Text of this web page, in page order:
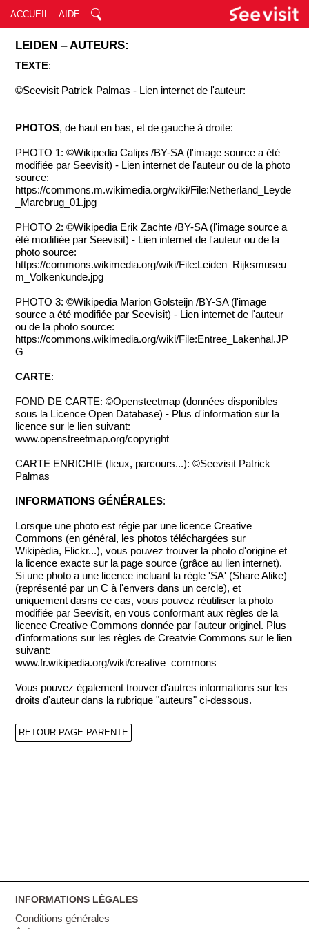
ACCUEIL AIDE
LEIDEN ‒ AUTEURS:
TEXTE:
©Seevisit Patrick Palmas - Lien internet de l'auteur:
PHOTOS, de haut en bas, et de gauche à droite:
PHOTO 1: ©Wikipedia Calips /BY-SA (l'image source a été
modifiée par Seevisit) - Lien internet de l'auteur ou de la photo
source:
https://commons.m.wikimedia.org/wiki/File:Netherland_Leyde
_Marebrug_01.jpg
PHOTO 2: ©Wikipedia Erik Zachte /BY-SA (l'image source a
été modifiée par Seevisit) - Lien internet de l'auteur ou de la
photo source:
https://commons.wikimedia.org/wiki/File:Leiden_Rijksmuseu
m_Volkenkunde.jpg
PHOTO 3: ©Wikipedia Marion Golsteijn /BY-SA (l'image
source a été modifiée par Seevisit) - Lien internet de l'auteur
ou de la photo source:
https://commons.wikimedia.org/wiki/File:Entree_Lakenhal.JP
G
CARTE:
FOND DE CARTE: ©Opensteetmap (données disponibles
sous la Licence Open Database) - Plus d'information sur la
licence sur le lien suivant:
www.openstreetmap.org/copyright
CARTE ENRICHIE (lieux, parcours...): ©Seevisit Patrick
Palmas
INFORMATIONS GÉNÉRALES:
Lorsque une photo est régie par une licence Creative
Commons (en général, les photos téléchargées sur
Wikipédia, Flickr...), vous pouvez trouver la photo d'origine et
la licence exacte sur la page source (grâce au lien internet).
Si une photo a une licence incluant la règle 'SA' (Share Alike)
(représenté par un C à l'envers dans un cercle), et
uniquement dasns ce cas, vous pouvez réutiliser la photo
modifiée par Seevisit, en vous conformant aux règles de la
licence Creative Commons donnée par l'auteur originel. Plus
d'informations sur les règles de Creatvie Commons sur le lien
suivant:
www.fr.wikipedia.org/wiki/creative_commons
Vous pouvez également trouver d'autres informations sur les
droits d'auteur dans la rubrique "auteurs" ci-dessous.
RETOUR PAGE PARENTE
INFORMATIONS LÉGALES
Conditions générales